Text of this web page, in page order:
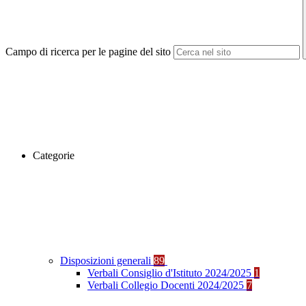
Campo di ricerca per le pagine del sito
Categorie
Disposizioni generali 89
Verbali Consiglio d'Istituto 2024/2025 1
Verbali Collegio Docenti 2024/2025 7